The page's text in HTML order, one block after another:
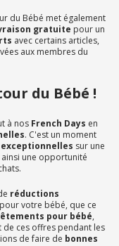
du Bébé met également
gratuite pour un
avec certains articles,
aux membres du
du Bébé !
à nos French Days en
. C'est un moment
sur une
une opportunité
réductions
votre bébé, que ce
pour bébé,
de ces offres pendant les
de faire de bonnes